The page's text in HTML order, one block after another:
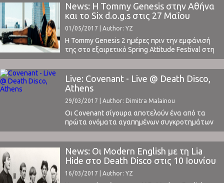
στις 27 Οκτωβρίου, στη σκηνή του six d.o.g.s.Ο
ραγδαία ανερχόμενος παραγωγός από το
Liverpool, κυκλοφόρησε πριν από λίγους μήνες
το εκπληκτικό νέο άλμπουμ ...
News: Η Tommy Genesis στην Αθήνα
και το Six d.o.g.s στις 27 Μαΐου
01/05/2017 | Author: YZ
Η Tommy Genesis 2 ημέρες πριν την εμφάνισή
της στο εξαιρετικό Spring Attitude Festival στη
Ρώμη θα βρεθεί στην Αθήνα και το Six d.o.g.s
στις 27 Μαΐου.Η ανερχόμενη Καναδή από το
Βανκούβερ έχει εισαγει ένα δικό της ξεχωριστό
hip hop στυλ το οποίο η ίδια
ανακοίνωση της ...
Live: Covenant - Live @ Death Disco,
Athens
29/03/2017 | Author: Dimitra Malainou
Οι Covenant σίγουρα αποτελούν ένα από τα
πρώτα ονόματα αγαπημένων συγκροτημάτων
που συνήθως αναφέρει κάθε οπαδός της EBM.
Επομένως δε νομίζω κανένας από το “σινάφι”
να απόρησε με το γεγονός ότι η εμφάνισή τους
στη Death Disco στις 25 Μαρτίου έγινε sold-out.
Ο χώρος είναι μικρός και γεμίζει εύκολα, θα ...
News: Οι Modern English με τη Lia
Hide στο Death Disco στις 10 Ιουνίου
16/03/2017 | Author: YZ